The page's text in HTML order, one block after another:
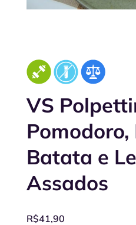
VS
Pomodoro,
Batata e
Assados
R$41,90